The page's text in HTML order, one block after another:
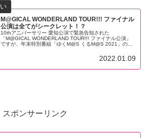
M@GICAL WONDERLAND TOUR!!! ファイナル
公演は全てがシークレット！？
10thアニバーサリー 愛知公演で緊急告知された
「M@GICAL WONDERLAND TOUR!!! ファイナル公演」
ですが、年末特別番組「ゆくM@S くるM@S 2021」の続
あった。そんなファイナル公演ですがどんなものになるの
2022.01.09
スポンサーリンク